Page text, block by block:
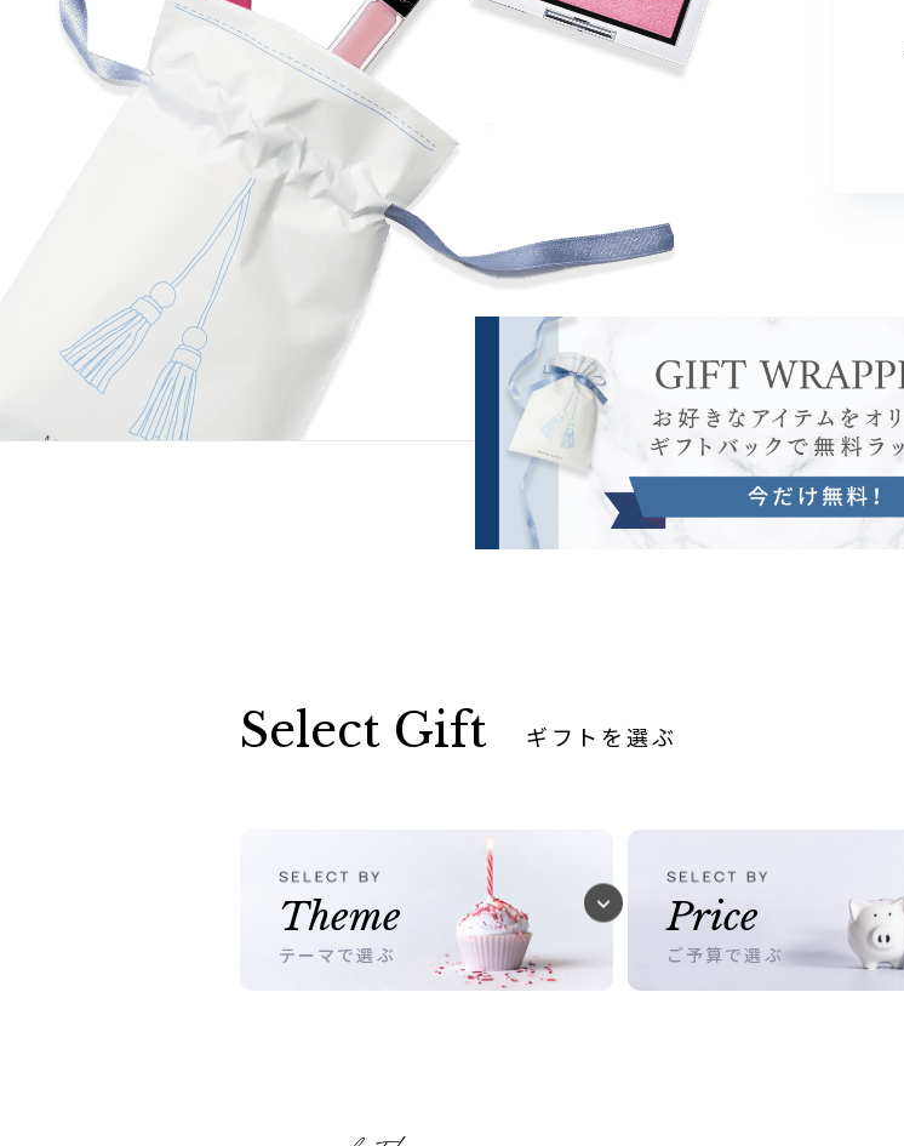
Select Gift ギフトを選ぶ
Theme
テーマで選ぶ
Price
ご予算で選ぶ